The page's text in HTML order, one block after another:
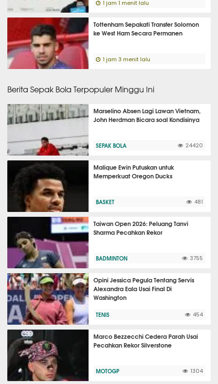
1 jam 1 menit lalu
Tottenham Sepakati Transfer Solomon
ke West Ham Secara Permanen
1 jam 3 menit lalu
Berita Sepak Bola Terpopuler Minggu Ini
Marselino Absen Lagi Lawan Vietnam,
John Herdman Bicara soal Kondisinya
SEPAK BOLA 24420
Malique Ewin Putuskan untuk
Memperkuat Oregon Ducks
BASKET 481
Taiwan Open 2026: Peluang Tanvi
Sharma Pecahkan Rekor
BADMINTON 3755
Opini Jessica Pegula Tentang Servis
Alexandra Eala Usai Final Di
Washington
TENIS 454
Marco Bezzecchi Cedera Parah Usai
Pecahkan Rekor Silverstone
MOTOGP 1304